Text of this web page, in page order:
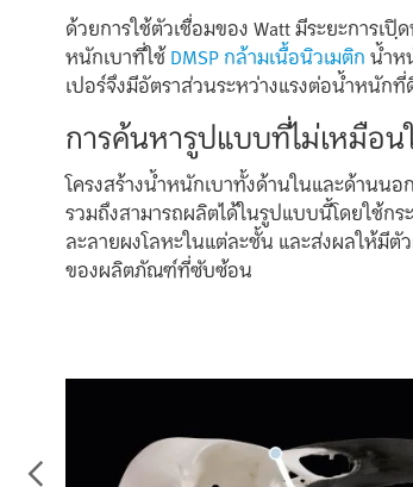
ด้วยการใช้ตัวเชื่อมของ Watt มีระยะการเ
หนักเบาที่ใช้DMSP กล้ามเนื้อนิวเมติกน้ำห
เปอร์จึงมีอัตราส่วนระหว่างแรงต่อน้ำหนักที่
การค้นหารูปแบบที่ไม่เหมือ
โครงสร้างน้ำหนักเบาทั้งด้านในและด้านน
รวมถึงสามารถผลิตได้ในรูปแบบนี้โดยใช้กร
ละลายผงโลหะในแต่ละชั้น และส่งผลให้มี
ของผลิตภัณฑ์ที่ซับซ้อน